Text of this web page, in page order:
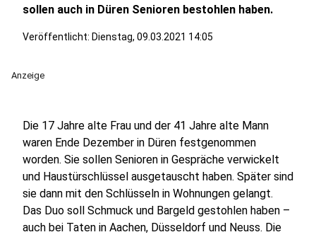
sollen auch in Düren Senioren bestohlen haben.
Veröffentlicht: Dienstag, 09.03.2021 14:05
Anzeige
Die 17 Jahre alte Frau und der 41 Jahre alte Mann
waren Ende Dezember in Düren festgenommen
worden. Sie sollen Senioren in Gespräche verwickelt
und Haustürschlüssel ausgetauscht haben. Später sind
sie dann mit den Schlüsseln in Wohnungen gelangt.
Das Duo soll Schmuck und Bargeld gestohlen haben –
auch bei Taten in Aachen, Düsseldorf und Neuss. Die